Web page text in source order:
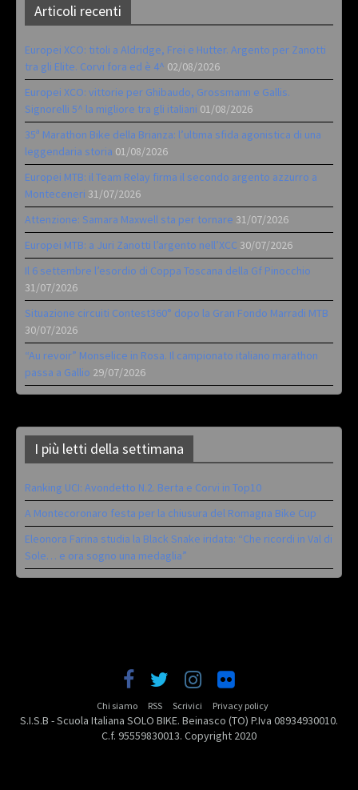
Articoli recenti
Europei XCO: titoli a Aldridge, Frei e Hutter. Argento per Zanotti
tra gli Elite. Corvi fora ed è 4^ 02/08/2026
Europei XCO: vittorie per Ghibaudo, Grossmann e Gallis.
Signorelli 5^ la migliore tra gli italiani 01/08/2026
35ª Marathon Bike della Brianza: l’ultima sfida agonistica di una
leggendaria storia 01/08/2026
Europei MTB: il Team Relay firma il secondo argento azzurro a
Monteceneri 31/07/2026
Attenzione: Samara Maxwell sta per tornare 31/07/2026
Europei MTB: a Juri Zanotti l’argento nell’XCC 30/07/2026
Il 6 settembre l’esordio di Coppa Toscana della Gf Pinocchio
31/07/2026
Situazione circuiti Contest360° dopo la Gran Fondo Marradi MTB
30/07/2026
“Au revoir” Monselice in Rosa. Il campionato italiano marathon
passa a Gallio 29/07/2026
I più letti della settimana
Ranking UCI: Avondetto N.2. Berta e Corvi in Top10
A Montecoronaro festa per la chiusura del Romagna Bike Cup
Eleonora Farina studia la Black Snake iridata: “Che ricordi in Val di
Sole… e ora sogno una medaglia”
Chi siamo RSS Scrivici Privacy policy
S.I.S.B - Scuola Italiana SOLO BIKE. Beinasco (TO) P.Iva 08934930010.
C.f. 95559830013. Copyright 2020